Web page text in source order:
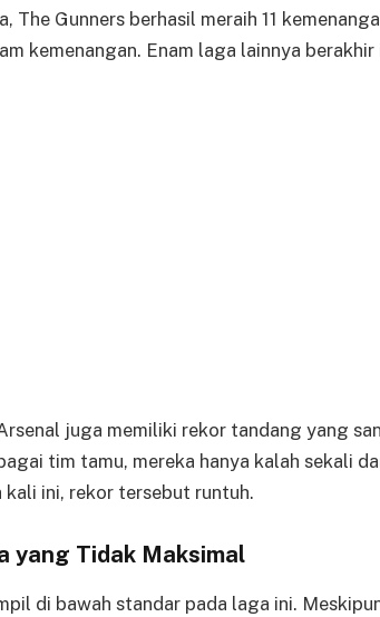
The Gunners berhasil meraih 11
kemenangan. Enam laga lainnya berakhir
juga memiliki rekor tandang yang
tim tamu, mereka hanya kalah sekali
kali ini, rekor tersebut runtuh.
yang Tidak Maksimal
di bawah standar pada laga ini.